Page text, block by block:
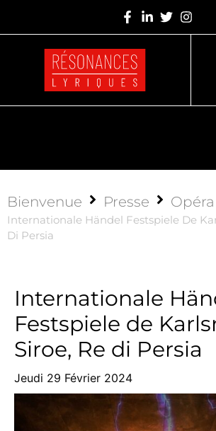
Bienvenue Presse Opéra
Internationale Händel Festspiele De
Di Persia
Internationale
Festspiele de
Siroe, Re di Persia
Jeudi 29 Février 2024